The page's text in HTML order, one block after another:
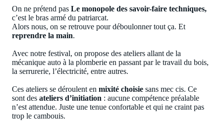
On ne prétend pas Le monopole des savoir-faire techniques,
c’est le bras armé du patriarcat.
Alors nous, on se retrouve pour déboulonner tout ça. Et
reprendre la main.
Avec notre festival, on propose des ateliers allant de la
mécanique auto à la plomberie en passant par le travail du bois,
la serrurerie, l’électricité, entre autres.
Ces ateliers se déroulent en mixité choisie sans mec cis. Ce
sont des ateliers d’initiation : aucune compétence préalable
n’est attendue. Juste une tenue confortable et qui ne craint pas
trop le cambouis.